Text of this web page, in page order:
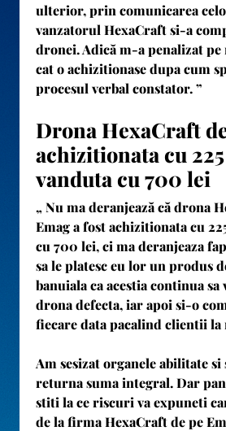
ulterior, prin comunicarea
vanzatorul HexaCraft si-a
dronei. Adică m-a penalizat pe
cat o achizitionase dupa cum
procesul verbal constator. ”
Drona HexaCraft
achizitionata cu
vanduta cu 700 lei
„ Nu ma deranjează că drona
Emag a fost achizitionata cu
cu 700 lei, ci ma deranjeaza
sa le platesc eu lor un produs
banuiala ca acestia continua sa
drona defecta, iar apoi si-o
fiecare data pacalind clientii la
Am sesizat organele abilitate
returna suma integral. Dar
stiti la ce riscuri va expuneti
de la firma HexaCraft de pe